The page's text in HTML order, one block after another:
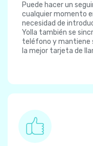
Puede hacer un
cualquier momento
necesidad de
Yolla también se
teléfono y mantiene
la mejor tarjeta de